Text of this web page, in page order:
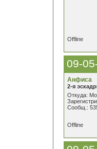
Offline
09-
Анфиса
2-я
Откуда:
Сообщ.:
Offline